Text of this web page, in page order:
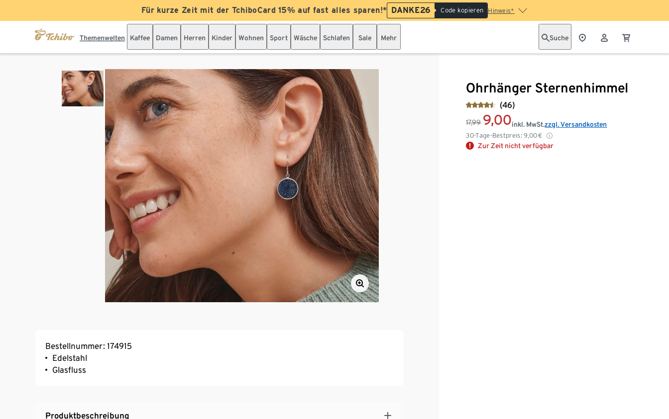
Für kurze Zeit mit der TchiboCard 15% auf fast alles sparen!* DANKE26 Code kopieren Hinweis*
Themenwelten Kaffee Damen Herren Kinder Wohnen Sport Wäsche Schlafen Sale Mehr Suche
Ohrhänger Sternenhimmel
(46)
17,99 9,00
30-Tage-Bestpreis: 9,00€
inkl. MwSt.zzgl. Versandkosten
Zur Zeit nicht verfügbar
Bestellnummer: 174915
Edelstahl
Glasfluss
Produktbeschreibung